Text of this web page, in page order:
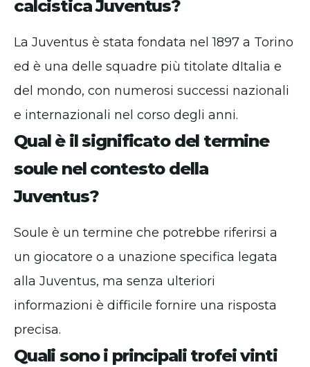
calcistica Juventus?
La Juventus è stata fondata nel 1897 a Torino
ed è una delle squadre più titolate dItalia e
del mondo, con numerosi successi nazionali
e internazionali nel corso degli anni.
Qual è il significato del termine
soule nel contesto della
Juventus?
Soule è un termine che potrebbe riferirsi a
un giocatore o a unazione specifica legata
alla Juventus, ma senza ulteriori
informazioni è difficile fornire una risposta
precisa.
Quali sono i principali trofei vinti